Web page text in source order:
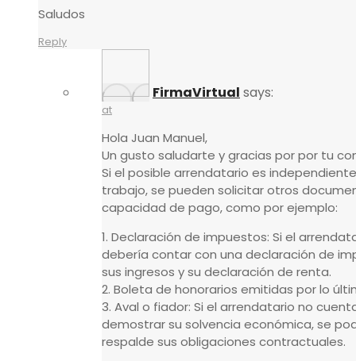
Saludos
Reply
FirmaVirtual says:
at
Hola Juan Manuel,
Un gusto saludarte y gracias por por tu
Si el posible arrendatario es
trabajo, se pueden solicitar otros
capacidad de pago, como por ejemplo:
1. Declaración de impuestos: Si el
debería contar con una declaración de
sus ingresos y su declaración de renta.
2. Boleta de honorarios emitidas por lo
3. Aval o fiador: Si el arrendatario no
demostrar su solvencia económica, se
respalde sus obligaciones contractuales.